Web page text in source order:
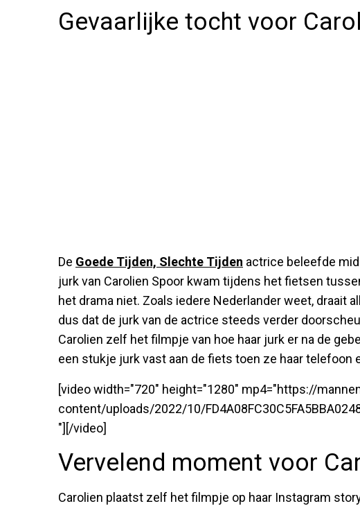
Gevaarlijke tocht voor
De Goede Tijden, Slechte Tijden actrice beleefde
jurk van Carolien Spoor kwam tijdens het fietsen
het drama niet. Zoals iedere Nederlander weet, draait
dus dat de jurk van de actrice steeds verder
Carolien zelf het filmpje van hoe haar jurk er na de
een stukje jurk vast aan de fiets toen ze haar telefoon
[video width="720" height="1280" mp4="https://
content/uploads/2022/10/
"][/video]
Vervelend moment voor
Carolien plaatst zelf het filmpje op haar Instagram